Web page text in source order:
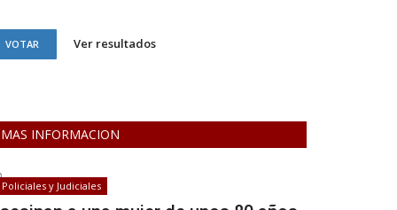
VOTAR Ver resultados
MAS INFORMACION
Policiales y Judiciales